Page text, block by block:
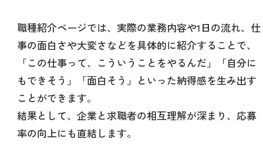
職種紹介ページでは、実際の業務内容や1日の流れ、仕
事の面白さや大変さなどを具体的に紹介することで、
「この仕事って、こういうことをやるんだ」「自分に
もできそう」「面白そう」といった納得感を生み出す
ことができます。
結果として、企業と求職者の相互理解が深まり、応募
率の向上にも直結します。